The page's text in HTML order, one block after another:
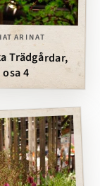
Trädgårdar,
osa 4